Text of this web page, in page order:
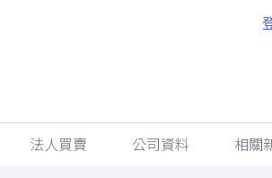
法人買賣 公司資料 相關